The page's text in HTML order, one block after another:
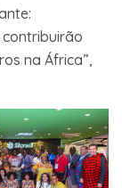
na África”,